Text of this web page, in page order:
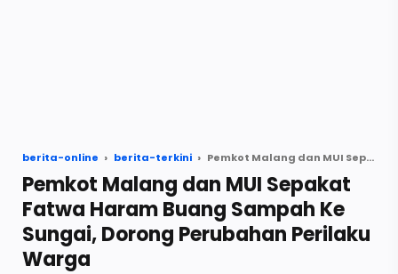
berita-online berita-terkini Pemkot Malang dan MUI Sepakat Fatwa Haram Buang Sampah Ke Sungai, Dorong Perubahan Perilaku Warga
Pemkot Malang dan MUI Sepakat
Fatwa Haram Buang Sampah Ke
Sungai, Dorong Perubahan Perilaku
Warga